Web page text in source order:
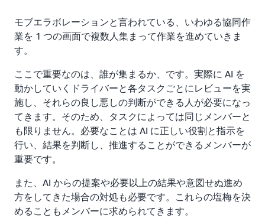
モブエラボレーションと言われている、いわゆる協同作
業を 1 つの画面で複数人集まって作業を進めていきま
す。
ここで重要なのは、誰が集まるか、です。実際に AI を
動かしていくドライバーと各タスクごとにレビューを実
施し、それらの良し悪しの判断ができる人が必要になっ
てきます。そのため、タスクによっては同じメンバーと
も限りません。必要なことは AI に正しい役割と指示を
行い、結果を判断し、推進することができるメンバーが
重要です。
また、AI からの提案や必要以上の結果や意図せぬ進め
方をしてきた場合の対処も必要です。これらの塩梅を決
めることもメンバーに求められてきます。